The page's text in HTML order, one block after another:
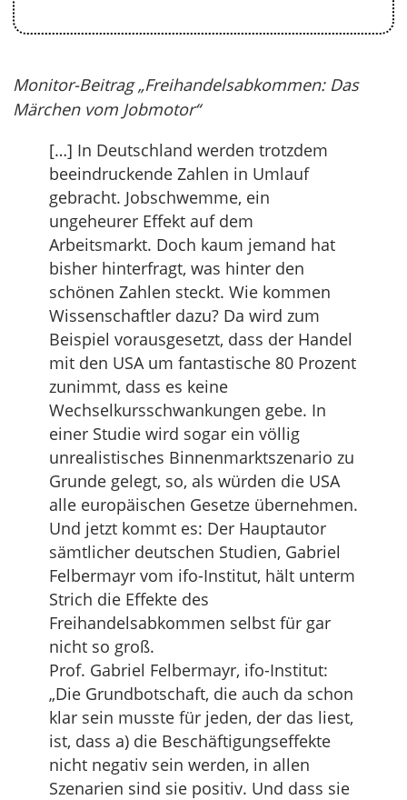
Monitor-Beitrag „Freihandelsabkommen: Das
Märchen vom Jobmotor“
[…] In Deutschland werden trotzdem
beeindruckende Zahlen in Umlauf
gebracht. Jobschwemme, ein
ungeheurer Effekt auf dem
Arbeitsmarkt. Doch kaum jemand hat
bisher hinterfragt, was hinter den
schönen Zahlen steckt. Wie kommen
Wissenschaftler dazu? Da wird zum
Beispiel vorausgesetzt, dass der Handel
mit den USA um fantastische 80 Prozent
zunimmt, dass es keine
Wechselkursschwankungen gebe. In
einer Studie wird sogar ein völlig
unrealistisches Binnenmarktszenario zu
Grunde gelegt, so, als würden die USA
alle europäischen Gesetze übernehmen.
Und jetzt kommt es: Der Hauptautor
sämtlicher deutschen Studien, Gabriel
Felbermayr vom ifo-Institut, hält unterm
Strich die Effekte des
Freihandelsabkommen selbst für gar
nicht so groß.
Prof. Gabriel Felbermayr, ifo-Institut:
„Die Grundbotschaft, die auch da schon
klar sein musste für jeden, der das liest,
ist, dass a) die Beschäftigungseffekte
nicht negativ sein werden, in allen
Szenarien sind sie positiv. Und dass sie